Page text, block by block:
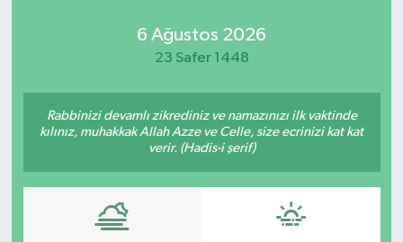
6 Ağustos 2026
23 Safer 1448
Rabbinizi devamlı zikrediniz ve namazınızı ilk vaktinde
kılınız, muhakkak Allah Azze ve Celle, size ecrinizi kat kat
verir. (Hadis-i şerif)
Haber Arşivi